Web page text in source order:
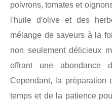
poivrons, tomates et
l'huile d'olive et des
mélange de saveurs à la
non seulement délicieux
offrant une abondance
Cependant, la préparation
temps et de la patience